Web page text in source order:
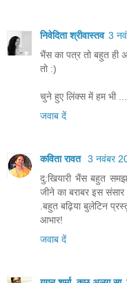
निवेदिता श्रीवास्तव 3
भैंस का पत्र तो बहुत ही
तो :)
चुने हुए लिंक्स में हम भी
जवाब दें
कविता रावत 3 नवंबर
दु:खियारी भैंस बहुत
जीने का बराबर इस संसार
.बहुत बढ़िया बुलेटिन
आभार!
जवाब दें